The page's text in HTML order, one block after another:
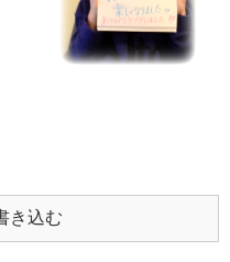
き込む